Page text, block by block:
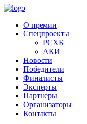
О премии
Спецпроекты
РСХБ
АКИ
Новости
Победители
Финалисты
Эксперты
Партнеры
Организаторы
Контакты